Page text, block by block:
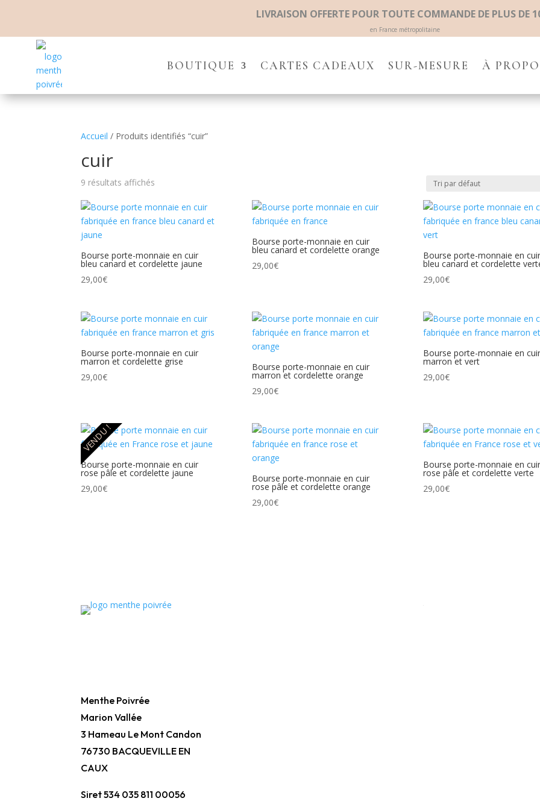
LIVRAISON OFFERTE POUR TOUTE COMMANDE DE PLUS DE
en France métropolitaine
BOUTIQUE CARTES CADEAUX SUR-MESURE À
Accueil / Produits identifiés “cuir”
cuir
9 résultats affichés
Bourse porte-monnaie en cuir
bleu canard et cordelette jaune
29,00€
Bourse porte-monnaie en cuir
bleu canard et cordelette orange
29,00€
Bourse porte-monnaie en cuir
bleu canard et cordelette
29,00€
Bourse porte-monnaie en cuir
marron et cordelette grise
29,00€
Bourse porte-monnaie en cuir
marron et cordelette orange
29,00€
Bourse porte-monnaie en cuir
marron et vert
29,00€
VENDU !
Bourse porte-monnaie en cuir
rose pâle et cordelette jaune
29,00€
Bourse porte-monnaie en cuir
rose pâle et cordelette orange
29,00€
Bourse porte-monnaie en cuir
rose pâle et cordelette verte
29,00€
Menthe Poivrée
Marion Vallée
3 Hameau Le Mont Candon
76730 BACQUEVILLE EN
CAUX
Siret 534 035 811 00056